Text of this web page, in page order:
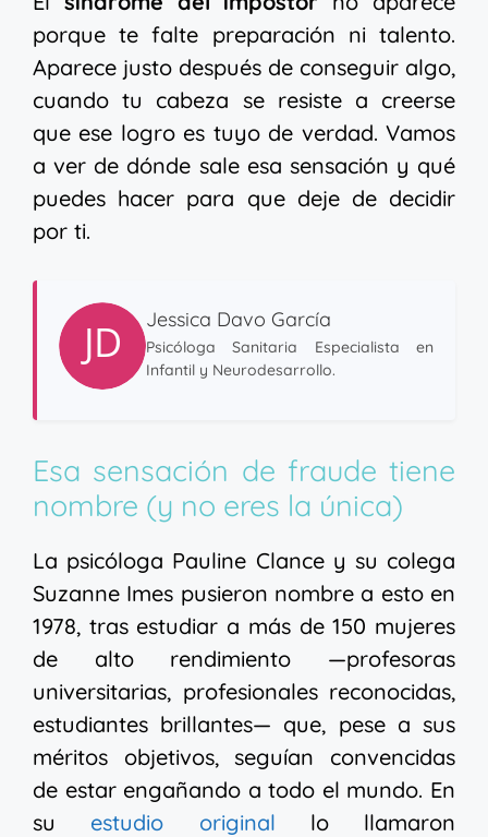
porque te falte preparación ni talento.
Aparece justo después de conseguir algo,
cuando tu cabeza se resiste a creerse
que ese logro es tuyo de verdad. Vamos
a ver de dónde sale esa sensación y qué
puedes hacer para que deje de decidir
por ti.
Jessica Davo García
Psicóloga Sanitaria Especialista en
Infantil y Neurodesarrollo.
Esa sensación de fraude tiene
nombre (y no eres la única)
La psicóloga Pauline Clance y su colega
Suzanne Imes pusieron nombre a esto en
1978, tras estudiar a más de 150 mujeres
de alto rendimiento —profesoras
universitarias, profesionales reconocidas,
estudiantes brillantes— que, pese a sus
méritos objetivos, seguían convencidas
de estar engañando a todo el mundo. En
su estudio original lo llamaron